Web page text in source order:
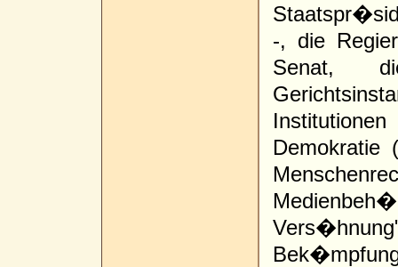
-, die
Senat,
Demokratie